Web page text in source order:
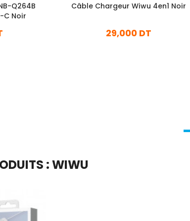
Q264B
C Noir
Câble Chargeur Wiwu 4en1 Noir
29,000 DT
: WIWU